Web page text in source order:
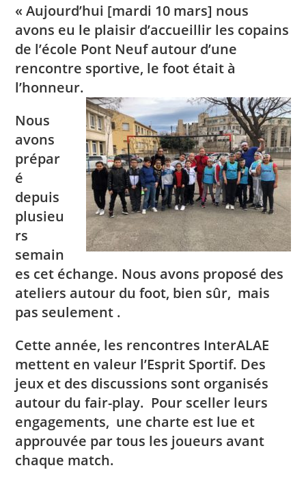
« Aujourd’hui [mardi 10 mars] nous
avons eu le plaisir d’accueillir les copains
de l’école Pont Neuf autour d’une
rencontre sportive, le foot était à
l’honneur.
Nous
avons
prépar
é
depuis
plusieu
rs
semain
es cet échange. Nous avons proposé des
ateliers autour du foot, bien sûr, mais
pas seulement .
Cette année, les rencontres InterALAE
mettent en valeur l’Esprit Sportif. Des
jeux et des discussions sont organisés
autour du fair-play. Pour sceller leurs
engagements, une charte est lue et
approuvée par tous les joueurs avant
chaque match.